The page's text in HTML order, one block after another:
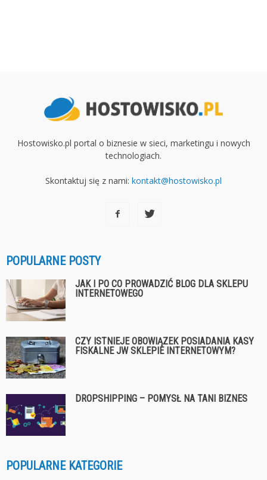
Hostowisko.pl portal o biznesie w sieci, marketingu i nowych
technologiach.
Skontaktuj się z nami: kontakt@hostowisko.pl
POPULARNE POSTY
JAK I PO CO PROWADZIĆ BLOG DLA SKLEPU
INTERNETOWEGO
CZY ISTNIEJE OBOWIĄZEK POSIADANIA KASY
FISKALNE JW SKLEPIE INTERNETOWYM?
DROPSHIPPING – POMYSŁ NA TANI BIZNES
POPULARNE KATEGORIE